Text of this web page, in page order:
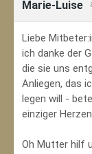
Marie-Luise
Liebe
ich danke der
die sie uns
Anliegen, das
legen will -
einziger
Oh Mutter hilf